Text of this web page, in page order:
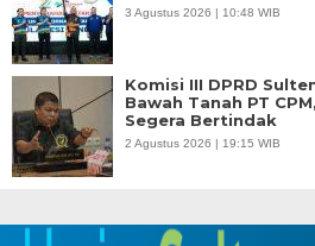
3 Agustus 2026 | 10:48 WIB
Komisi III DPRD
Bawah Tanah PT
Segera Bertindak
2 Agustus 2026 | 19:15 WIB